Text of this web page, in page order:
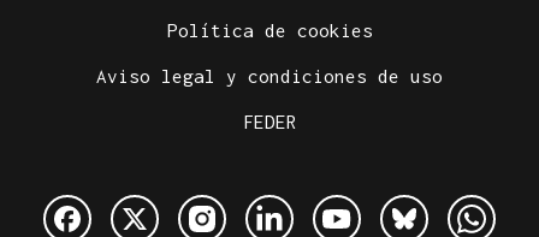
Política de cookies
Aviso legal y condiciones de uso
FEDER